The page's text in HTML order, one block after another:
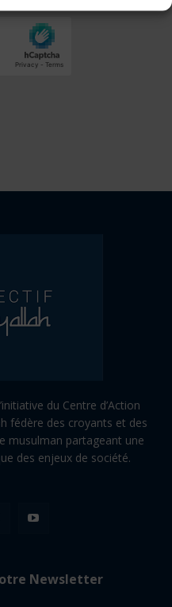
du Centre d’Action
fédère des croyants et des
musulman partageant une
des enjeux de société.
Newsletter